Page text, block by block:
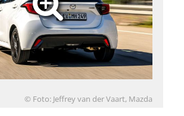
© Foto: Jeffrey van der Vaart, Mazda